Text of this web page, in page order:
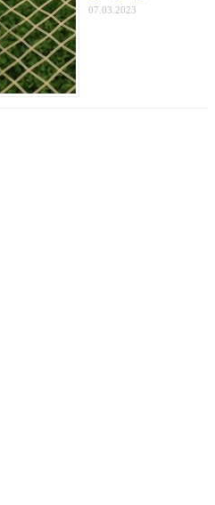
07.03.2023